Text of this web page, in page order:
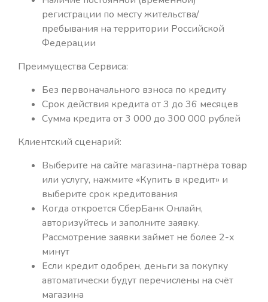
регистрации по месту жительства/
пребывания на территории Российской
Федерации
Преимущества Сервиса:
Без первоначального взноса по кредиту
Срок действия кредита от 3 до 36 месяцев
Сумма кредита от 3 000 до 300 000 рублей
Клиентский сценарий:
Выберите на сайте магазина-партнёра товар
или услугу, нажмите «Купить в кредит» и
выберите срок кредитования
Когда откроется СберБанк Онлайн,
авторизуйтесь и заполните заявку.
Рассмотрение заявки займет не более 2-х
минут
Если кредит одобрен, деньги за покупку
автоматически будут перечислены на счёт
магазина